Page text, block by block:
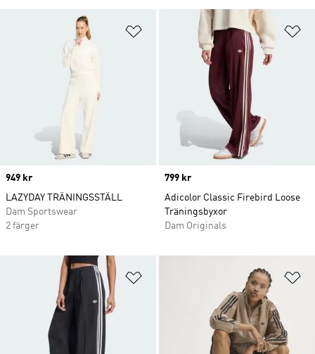
Lägg till på önskelistan
Price
949 kr
LAZYDAY TRÄNINGSSTÄLL
Dam Sportswear
2 färger
Price
799 kr
Adicolor Classic Firebird Loose
Träningsbyxor
Dam Originals
Lägg till på önskelistan